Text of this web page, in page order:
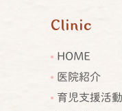
Clinic
HOME
医院紹介
育児支援活動